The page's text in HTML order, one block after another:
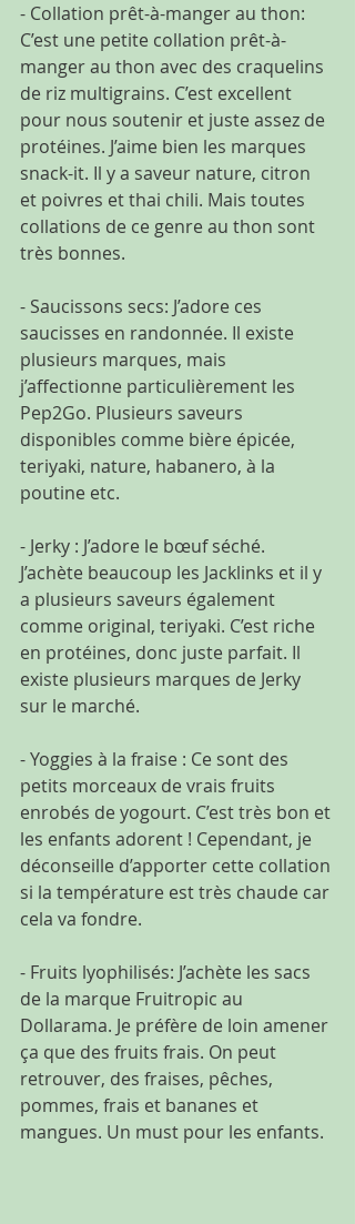
- Collation prêt-à-manger au thon:
C’est une petite collation prêt-à-
manger au thon avec des craquelins
de riz multigrains. C’est excellent
pour nous soutenir et juste assez de
protéines. J’aime bien les marques
snack-it. Il y a saveur nature, citron
et poivres et thai chili. Mais toutes
collations de ce genre au thon sont
très bonnes.
- Saucissons secs: J’adore ces
saucisses en randonnée. Il existe
plusieurs marques, mais
j’affectionne particulièrement les
Pep2Go. Plusieurs saveurs
disponibles comme bière épicée,
teriyaki, nature, habanero, à la
poutine etc.
- Jerky : J’adore le bœuf séché.
J’achète beaucoup les Jacklinks et il y
a plusieurs saveurs également
comme original, teriyaki. C’est riche
en protéines, donc juste parfait. Il
existe plusieurs marques de Jerky
sur le marché.
- Yoggies à la fraise : Ce sont des
petits morceaux de vrais fruits
enrobés de yogourt. C’est très bon et
les enfants adorent ! Cependant, je
déconseille d’apporter cette collation
si la température est très chaude car
cela va fondre.
- Fruits lyophilisés: J’achète les sacs
de la marque Fruitropic au
Dollarama. Je préfère de loin amener
ça que des fruits frais. On peut
retrouver, des fraises, pêches,
pommes, frais et bananes et
mangues. Un must pour les enfants.